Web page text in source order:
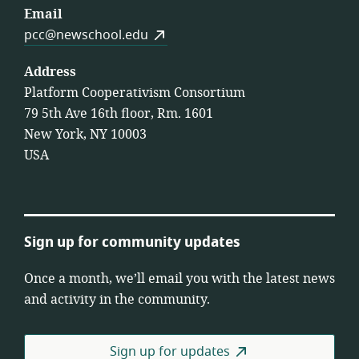
Email
pcc@newschool.edu
Address
Platform Cooperativism Consortium
79 5th Ave 16th floor, Rm. 1601
New York, NY 10003
USA
Sign up for community updates
Once a month, we’ll email you with the latest news
and activity in the community.
Sign up for updates